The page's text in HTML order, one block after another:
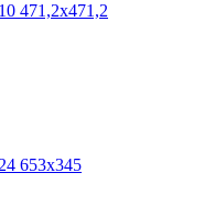
471,2х471,2
653х345